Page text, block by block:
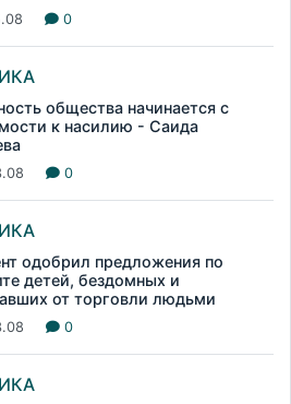
0
общества начинается с
к насилию - Саида
0
одобрил предложения по
детей, бездомных и
от торговли людьми
0